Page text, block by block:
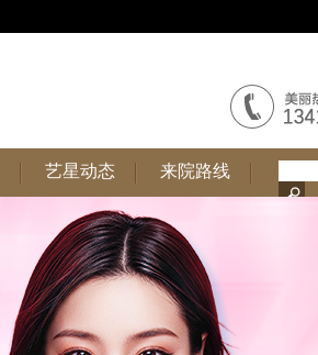
艺星动态 来院路线